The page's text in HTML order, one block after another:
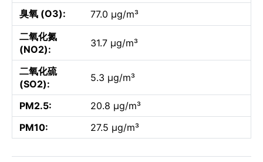
臭氧 (O3):
77.0 µg/m³
二氧化氮
(NO2):
31.7 µg/m³
二氧化硫
(SO2):
5.3 µg/m³
PM2.5:
20.8 µg/m³
PM10:
27.5 µg/m³